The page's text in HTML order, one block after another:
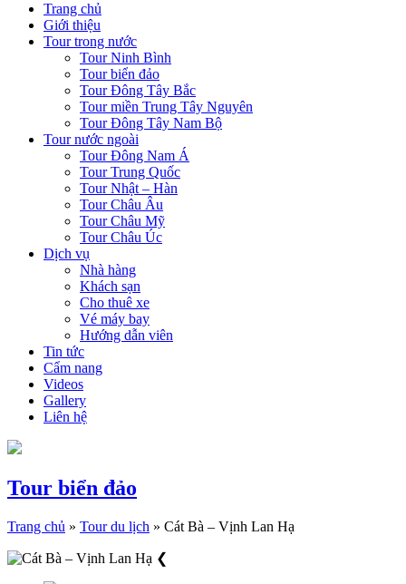
Trang chủ
Giới thiệu
Tour trong nước
Tour Ninh Bình
Tour biển đảo
Tour Đông Tây Bắc
Tour miền Trung Tây Nguyên
Tour Đông Tây Nam Bộ
Tour nước ngoài
Tour Đông Nam Á
Tour Trung Quốc
Tour Nhật – Hàn
Tour Châu Âu
Tour Châu Mỹ
Tour Châu Úc
Dịch vụ
Nhà hàng
Khách sạn
Cho thuê xe
Vé máy bay
Hướng dẫn viên
Tin tức
Cẩm nang
Videos
Gallery
Liên hệ
Tour biển đảo
Trang chủ » Tour du lịch » Cát Bà – Vịnh Lan Hạ
❮